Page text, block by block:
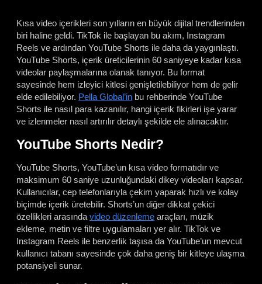
Kısa video içerikleri son yılların en büyük dijital trendlerinden
biri haline geldi. TikTok ile başlayan bu akım, Instagram
Reels ve ardından YouTube Shorts ile daha da yaygınlaştı.
YouTube Shorts, içerik üreticilerinin 60 saniyeye kadar kısa
videolar paylaşmalarına olanak tanıyor. Bu format
sayesinde hem izleyici kitlesi genişletilebiliyor hem de gelir
elde edilebiliyor. Pella Global’in bu rehberinde YouTube
Shorts ile nasıl para kazanılır, hangi içerik fikirleri işe yarar
ve izlenmeler nasıl artırılır detaylı şekilde ele alınacaktır.
YouTube Shorts Nedir?
YouTube Shorts, YouTube’un kısa video formatıdır ve
maksimum 60 saniye uzunluğundaki dikey videoları kapsar.
Kullanıcılar, cep telefonlarıyla çekim yaparak hızlı ve kolay
biçimde içerik üretebilir. Shorts’un diğer dikkat çekici
özellikleri arasında video düzenleme araçları, müzik
ekleme, metin ve filtre uygulamaları yer alır. TikTok ve
Instagram Reels ile benzerlik taşısa da YouTube’un mevcut
kullanıcı tabanı sayesinde çok daha geniş bir kitleye ulaşma
potansiyeli sunar.